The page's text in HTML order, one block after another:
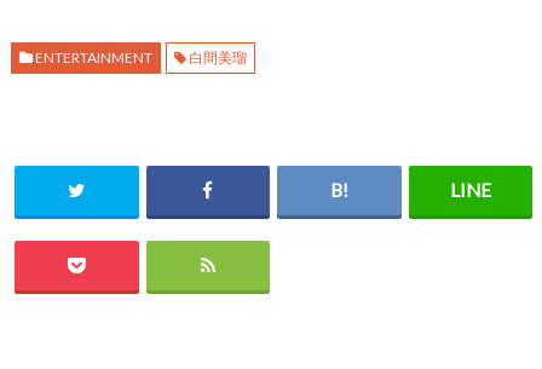
ENTERTAINMENT 白間美瑠